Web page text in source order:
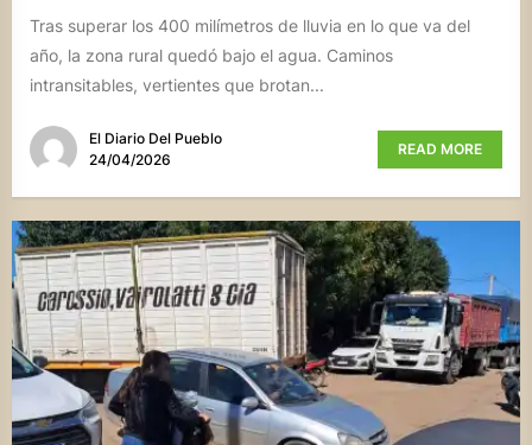
Tras superar los 400 milímetros de lluvia en lo que va del
año, la zona rural quedó bajo el agua. Caminos
intransitables, vertientes que brotan...
El Diario Del Pueblo
24/04/2026
READ MORE